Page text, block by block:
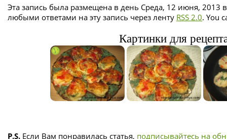
Эта запись была размещена в день Среда, 12 июня, 2013
любыми ответами на эту запись через ленту RSS 2.0. You
Картинки для
P.S. Если Вам понравилась статья, подписывайтесь на